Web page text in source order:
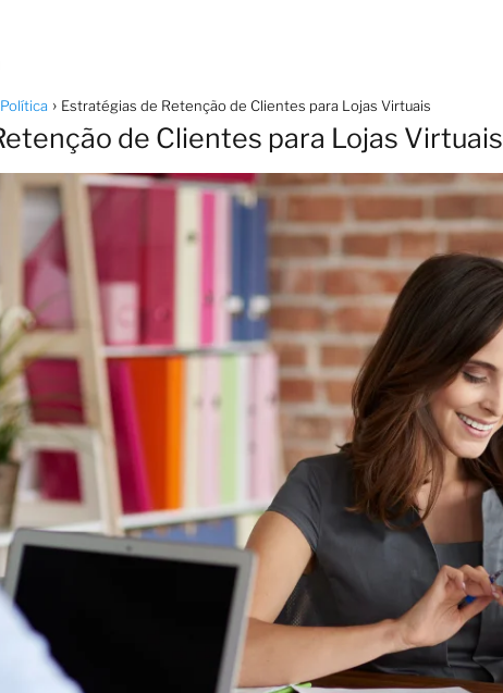
Estratégias de Retenção de Clientes para Lojas Virtuais
de Clientes para Lojas Virtuais